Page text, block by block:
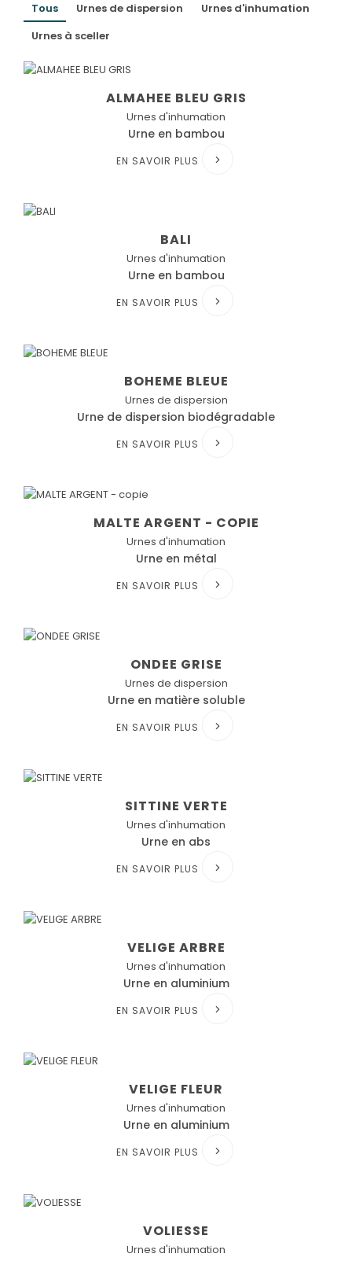
Tous Urnes de dispersion
Urnes d'inhumation
Urnes à sceller
ALMAHEE BLEU GRIS
Urnes d'inhumation
Urne en bambou
EN SAVOIR PLUS
BALI
Urnes d'inhumation
Urne en bambou
EN SAVOIR PLUS
BOHEME BLEUE
Urnes de dispersion
Urne de dispersion biodégradable
EN SAVOIR PLUS
MALTE ARGENT - COPIE
Urnes d'inhumation
Urne en métal
EN SAVOIR PLUS
ONDEE GRISE
Urnes de dispersion
Urne en matière soluble
EN SAVOIR PLUS
SITTINE VERTE
Urnes d'inhumation
Urne en abs
EN SAVOIR PLUS
VELIGE ARBRE
Urnes d'inhumation
Urne en aluminium
EN SAVOIR PLUS
VELIGE FLEUR
Urnes d'inhumation
Urne en aluminium
EN SAVOIR PLUS
VOLIESSE
Urnes d'inhumation